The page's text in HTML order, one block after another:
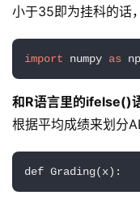
A
小于35即为挂科的话
import numpy as
和R语言里的ifelse()
根据平均成绩来划分
def Grading(x):